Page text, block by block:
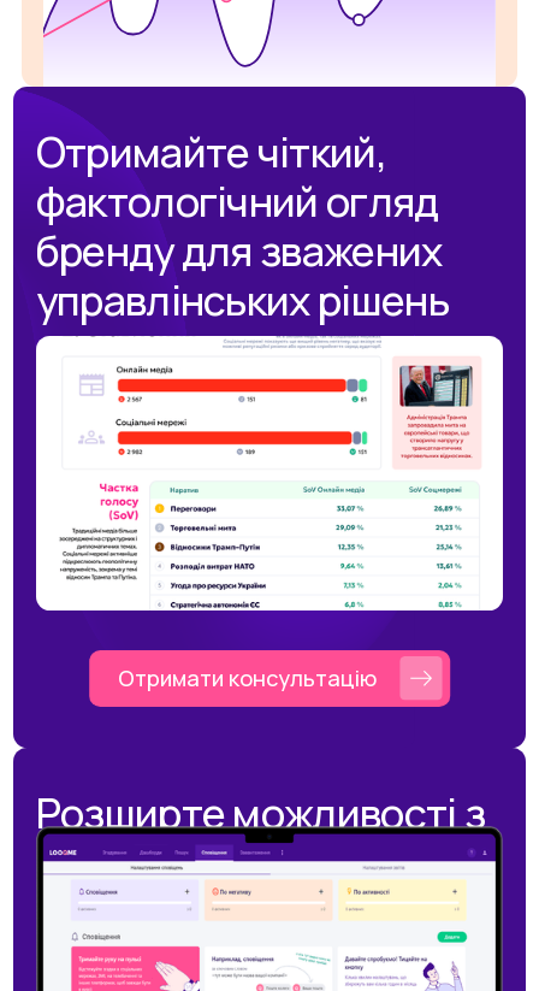
Отримайте чіткий,
фактологічний огляд
бренду для зважених
управлінських рішень
Отримати консультацію
Розширте можливості з
основним продуктом
моніторингу згадок
LOOQME HUB